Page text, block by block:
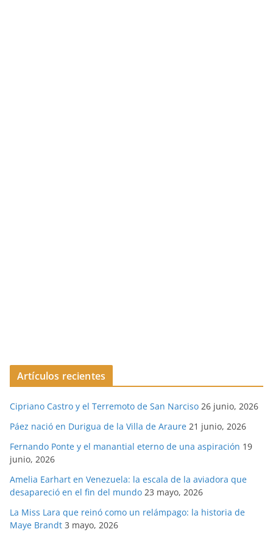
Artículos recientes
Cipriano Castro y el Terremoto de San Narciso 26 junio, 2026
Páez nació en Durigua de la Villa de Araure 21 junio, 2026
Fernando Ponte y el manantial eterno de una aspiración 19
junio, 2026
Amelia Earhart en Venezuela: la escala de la aviadora que
desapareció en el fin del mundo 23 mayo, 2026
La Miss Lara que reinó como un relámpago: la historia de
Maye Brandt 3 mayo, 2026